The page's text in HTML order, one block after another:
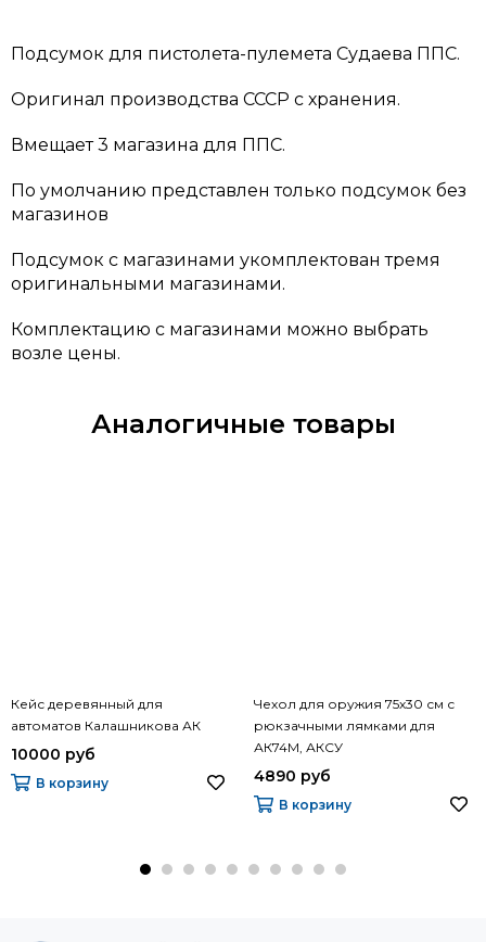
Подсумок для пистолета-пулемета Судаева ППС.
Оригинал производства СССР с хранения.
Вмещает 3 магазина для ППС.
По умолчанию представлен только подсумок без
магазинов
Подсумок с магазинами укомплектован тремя
оригинальными магазинами.
Комплектацию с магазинами можно выбрать
возле цены.
Аналогичные товары
Кейс деревянный для
автоматов Калашникова АК
10000 руб
В корзину
Чехол для оружия 75х30 см с
рюкзачными лямками для
АК74М, АКСУ
4890 руб
В корзину